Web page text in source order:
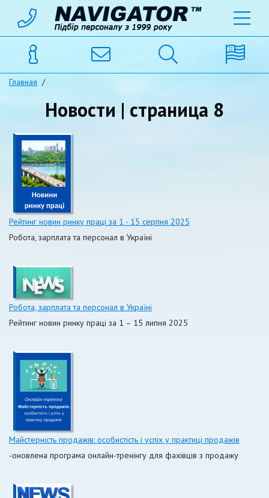
Главная /
Новости | страница 8
Рейтинг новин ринку праці за 1 - 15 серпня 2025
Робота, зарплата та персонал в Україні
Робота, зарплата та персонал в Україні
Рейтинг новин ринку праці за 1 – 15 липня 2025
Майстерність продажів: особистість і успіх у практиці продажів
-оновлена програма онлайн-тренінгу для фахівців з продажу